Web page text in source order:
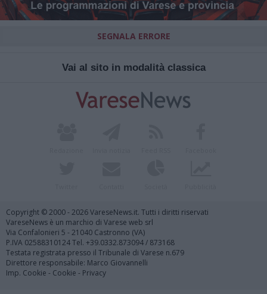
SEGNALA ERRORE
Vai al sito in modalità classica
Copyright © 2000 - 2026 VareseNews.it. Tutti i diritti riservati
VareseNews è un marchio di Varese web srl
Via Confalonieri 5 - 21040 Castronno (VA)
P.IVA 02588310124 Tel. +39.0332.873094 / 873168
Testata registrata presso il Tribunale di Varese n.679
Direttore responsabile: Marco Giovannelli
Imp. Cookie - Cookie - Privacy